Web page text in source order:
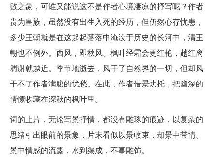
败之象，可谁又能说这不是作者心境凄凉的抒写呢？作者
贵为皇族，虽然没有出生入死的经历，但仍然心存忧患，
多少王朝就是在这起起落落中淹没于历史的长河中，清王
朝也不例外。西风，即秋风。枫叶经霜会更红艳，越红离
凋谢就越近。季节地逝去，风干了自然界的一切，但却风
干不了作者满腹的忧愁。在此，作者借景烘托，把幽深的
情愫收藏在深秋的枫叶里。
词的上片，无论写景抒情，都没有雕琢的痕迹，以复杂的
思绪引出眼前的景象，片末看似以景收束，却景中带情。
景中情感的流露，水到渠成，不事雕饰。